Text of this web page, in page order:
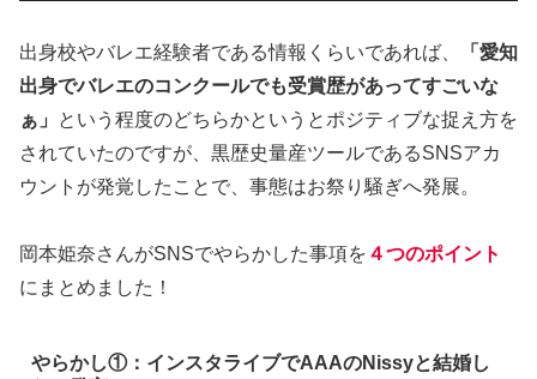
出身校やバレエ経験者である情報くらいであれば、
「愛知
出身でバレエのコンクールでも受賞歴があってすごいな
ぁ」
という程度のどちらかというとポジティブな捉え方を
されていたのですが、黒歴史量産ツールであるSNSアカ
ウントが発覚したことで、事態はお祭り騒ぎへ発展。
岡本姫奈さんがSNSでやらかした事項を ４つのポイント
にまとめました！
やらかし①：インスタライブでAAAのNissyと結婚し